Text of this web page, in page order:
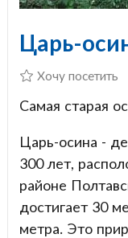
Царь-
Хочу посетить
Самая старая
Царь-осина -
300 лет,
районе
достигает 30
метра. Это